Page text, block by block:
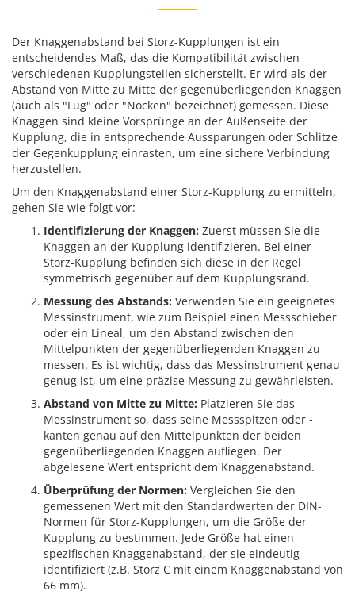
Der Knaggenabstand bei Storz-Kupplungen ist ein
entscheidendes Maß, das die Kompatibilität zwischen
verschiedenen Kupplungsteilen sicherstellt. Er wird als der
Abstand von Mitte zu Mitte der gegenüberliegenden Knaggen
(auch als "Lug" oder "Nocken" bezeichnet) gemessen. Diese
Knaggen sind kleine Vorsprünge an der Außenseite der
Kupplung, die in entsprechende Aussparungen oder Schlitze
der Gegenkupplung einrasten, um eine sichere Verbindung
herzustellen.
Um den Knaggenabstand einer Storz-Kupplung zu ermitteln,
gehen Sie wie folgt vor:
Identifizierung der Knaggen: Zuerst müssen Sie die
Knaggen an der Kupplung identifizieren. Bei einer
Storz-Kupplung befinden sich diese in der Regel
symmetrisch gegenüber auf dem Kupplungsrand.
Messung des Abstands: Verwenden Sie ein geeignetes
Messinstrument, wie zum Beispiel einen Messschieber
oder ein Lineal, um den Abstand zwischen den
Mittelpunkten der gegenüberliegenden Knaggen zu
messen. Es ist wichtig, dass das Messinstrument genau
genug ist, um eine präzise Messung zu gewährleisten.
Abstand von Mitte zu Mitte: Platzieren Sie das
Messinstrument so, dass seine Messspitzen oder -
kanten genau auf den Mittelpunkten der beiden
gegenüberliegenden Knaggen aufliegen. Der
abgelesene Wert entspricht dem Knaggenabstand.
Überprüfung der Normen: Vergleichen Sie den
gemessenen Wert mit den Standardwerten der DIN-
Normen für Storz-Kupplungen, um die Größe der
Kupplung zu bestimmen. Jede Größe hat einen
spezifischen Knaggenabstand, der sie eindeutig
identifiziert (z.B. Storz C mit einem Knaggenabstand von
66 mm).